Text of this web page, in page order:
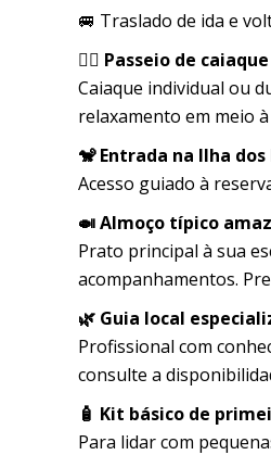
🚐 Traslado de ida e
🚣‍♂️ Passeio de
Caiaque individual ou
relaxamento em meio
🐒 Entrada na Ilha dos
Acesso guiado à
🍛 Almoço típico
Prato principal à sua
acompanhamentos.
🌿 Guia local
Profissional com
consulte a
🧴 Kit básico de
Para lidar com